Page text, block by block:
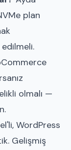
plan
olmalı —
WordPress
Gelişmiş